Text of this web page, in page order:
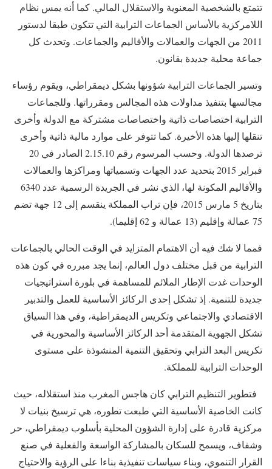
تتمتع بالشخصية المعنوية والاستقلال المالي. كما أنه يمس نظام
اللامركزية بالأساس الجماعات الترابية التي تتكون طبقا لدستور
2011 من الجهات والعمالات والأقاليم والجماعات. وتحدث كل
جماعة محلية جديدة بقانون.
وتسير الجماعات الترابية شؤونها بشكل ديمقراطي، ويقوم رؤساء
مجالسها بتنفيذ مداولات هذه المجالس ومقرراتها. وللجماعات
الترابية اختصاصات ذاتية واختصاصات مشتركة مع الدولة وأخرى
تنقلها إليها هذه الأخيرة. كما تتوفر على موارد مالية ذاتية وأخرى
ترصدها الدولة. وحسب المرسوم رقم 2.15.10 الصادر في 20
فبراير 2015 بتحديد عدد الجهات وتسمياتها ومراكزها والعمالات
والأقاليم المكونة لها، الذي نشر في الجريدة الرسمية عدد 6340
بتاريخ 5 مارس 2015، فإن تراب المملكة ينقسم إلى 12 جهة تضم
75 عمالة وإقليم (13 عمالة و 62 إقليما).
فمما لا شك فيه أن الاهتمام المتزايد في الوقت الحالي بالجماعات
الترابية من قبل مختلف دول العالم، إنما يجد مبرره في كون هذه
الوحدات غدت الإطار الملائم للمساهمة في بلورة استراتيجيات
جديدة للتنمية. إذ تشكل إحدى الركائز الأساسية للعمل والتدبير
الاقتصادي والاجتماعي وتكريس الديمقراطية، وفي هذا السياق
تشكل الجهوية المتقدمة أحد الركائز الأساسية والمحورية في
تكريس البعد الترابي وتحقيق التنمية المنشوذة على مستوى
الوحدات الترابية للمملكة.
فتطوير التنظيم الترابي كان هاجس المغرب منذ استقلاله، حيث
كانت الخاصية الأساسية التي طبعت تطوره، هي ترسيخ بنيات لا
مركزية قادرة على إدارة الشؤون المحلية بأسلوب ديمقراطي، حر
وشفاف، ويسمح للسكان بالمشاركة الواسعة والفعلية في صنع
القرار التنموي، وبناء سياسات تنفيذية بناءا على الرؤية والاحتياج